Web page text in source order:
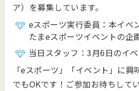
ア）を募集しています。
eスポーツ実行委員：本イベ
たまeスポーツイベントの企
当日スタッフ：3月6日のイ
「eスポーツ」「イベント」に
でもOKです！ご参加お待ちして